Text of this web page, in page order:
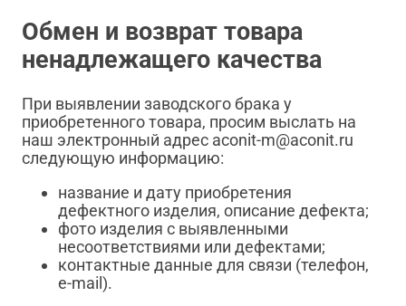
Обмен и возврат товара
ненадлежащего качества
При выявлении заводского брака у
приобретенного товара, просим выслать на
наш электронный адрес aconit-m@aconit.ru
следующую информацию:
название и дату приобретения
дефектного изделия, описание дефекта;
фото изделия с выявленными
несоответствиями или дефектами;
контактные данные для связи (телефон,
e-mail).